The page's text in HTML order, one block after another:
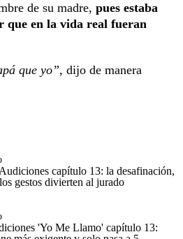
de su madre, pues estaba
que en la vida real fueran
que yo”, dijo de manera
capítulo 13: la desafinación,
gestos divierten al jurado
'Yo Me Llamo' capítulo 13: